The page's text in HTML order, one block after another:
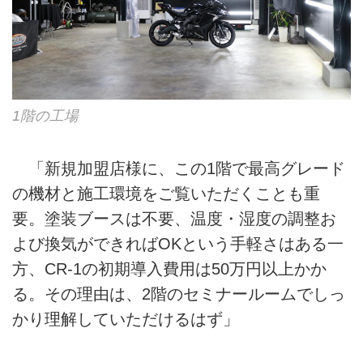
1階の工場
「新規加盟店様に、この1階で最高グレード
の機材と施工環境をご覧いただくことも重
要。塗装ブースは不要、温度・湿度の調整お
よび換気ができればOKという手軽さはある一
方、CR-1の初期導入費用は50万円以上かか
る。その理由は、2階のセミナールームでしっ
かり理解していただけるはず」